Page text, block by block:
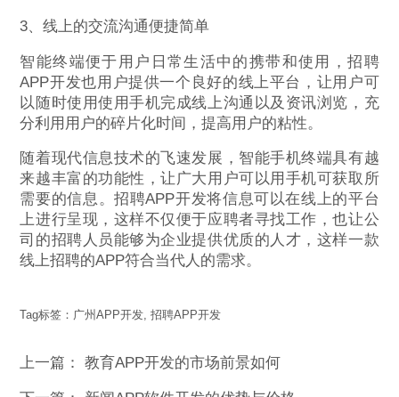
3、线上的交流沟通便捷简单
智能终端便于用户日常生活中的携带和使用，招聘
APP开发也用户提供一个良好的线上平台，让用户可
以随时使用使用手机完成线上沟通以及资讯浏览，充
分利用用户的碎片化时间，提高用户的粘性。
随着现代信息技术的飞速发展，智能手机终端具有越
来越丰富的功能性，让广大用户可以用手机可获取所
需要的信息。招聘APP开发将信息可以在线上的平台
上进行呈现，这样不仅便于应聘者寻找工作，也让公
司的招聘人员能够为企业提供优质的人才，这样一款
线上招聘的APP符合当代人的需求。
Tag标签： 广州APP开发 ,招聘APP开发
上一篇：教育APP开发的市场前景如何